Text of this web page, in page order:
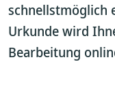
schnellstmöglich
Urkunde wird
Bearbeitung